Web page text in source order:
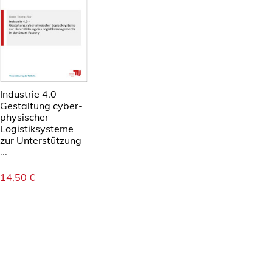
Industrie 4.0 –
Gestaltung cyber-
physischer
Logistiksysteme
zur Unterstützung
...
14,50 €